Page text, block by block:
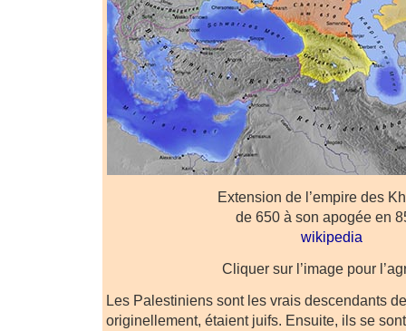
Extension de l’empire des
de 650 à son apogée en
wikipedia
Cliquer sur l’image pour
Les Palestiniens sont les vrais descendants
originellement, étaient juifs. Ensuite, ils se